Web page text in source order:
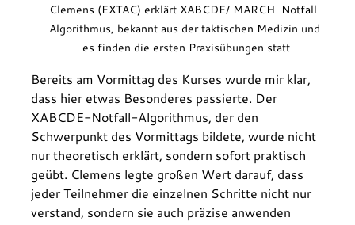
Clemens (EXTAC) erklärt XABCDE/ MARCH-Notfall-
Algorithmus, bekannt aus der taktischen Medizin und
es finden die ersten Praxisübungen statt
Bereits am Vormittag des Kurses wurde mir klar,
dass hier etwas Besonderes passierte. Der
XABCDE-Notfall-Algorithmus, der den
Schwerpunkt des Vormittags bildete, wurde nicht
nur theoretisch erklärt, sondern sofort praktisch
geübt. Clemens legte großen Wert darauf, dass
jeder Teilnehmer die einzelnen Schritte nicht nur
verstand, sondern sie auch präzise anwenden